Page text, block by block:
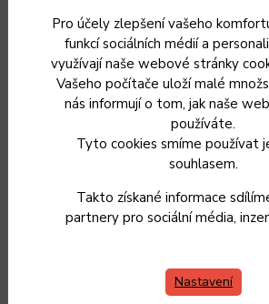
Pro účely zlepšení vašeho
funkcí sociálních médií a
využívají naše webové stránky
Vašeho počítače uloží malé
nás informují o tom, jak naše
používáte.
Tyto cookies smíme používat
souhlasem.
Takto získané informace
partnery pro sociální média,
Nastavení
Sleva 5 %za
Máme 20 let zkušeností s výrobou